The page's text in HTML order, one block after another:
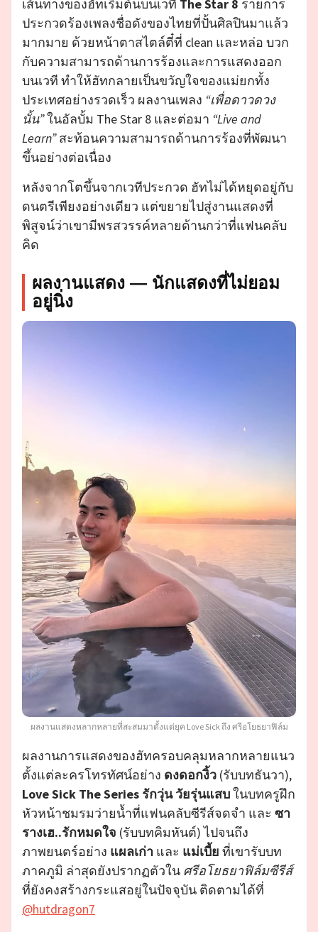
เส้นทางของฮัทเริ่มต้นบนเวที The Star 8 รายการ
ประกวดร้องเพลงชื่อดังของไทยที่ปั้นศิลปินมาแล้ว
มากมาย ด้วยหน้าตาสไตล์ตี๋ที่ clean และหล่อ บวก
กับความสามารถด้านการร้องและการแสดงออก
บนเวที ทำให้ฮัทกลายเป็นขวัญใจของแม่ยกทั้ง
ประเทศอย่างรวดเร็ว ผลงานเพลง “เพื่อดาวดวง
นั้น”ในอัลบั้ม The Star 8 และต่อมา “Live and
Learn”สะท้อนความสามารถด้านการร้องที่พัฒนา
ขึ้นอย่างต่อเนื่อง
หลังจากโตขึ้นจากเวทีประกวด ฮัทไม่ได้หยุดอยู่กับ
ดนตรีเพียงอย่างเดียว แต่ขยายไปสู่งานแสดงที่
พิสูจน์ว่าเขามีพรสวรรค์หลายด้านกว่าที่แฟนคลับ
คิด
ผลงานแสดง — นักแสดงที่ไม่ยอม
อยู่นิ่ง
ผลงานแสดงหลากหลายที่สะสมมาตั้งแต่ยุค Love Sick ถึง ศรีอโยธยาฟิล์ม
ผลงานการแสดงของฮัทครอบคลุมหลากหลายแนว
ตั้งแต่ละครโทรทัศน์อย่าง ดงดอกงิ้ว (รับบทธันวา),
Love Sick The Series รักวุ่น วัยรุ่นแสบในบทครูฝึก
หัวหน้าชมรมว่ายน้ำที่แฟนคลับซีรีส์จดจำ และ ซา
รางเฮ..รักหมดใจ (รับบทคิมหันต์) ไปจนถึง
ภาพยนตร์อย่าง แผลเก่า และ แม่เบี้ย ที่เขารับบท
ภาคภูมิ ล่าสุดยังปรากฏตัวใน ศรีอโยธยาฟิล์มซีรีส์
ที่ยังคงสร้างกระแสอยู่ในปัจจุบัน ติดตามได้ที่
@hutdragon7